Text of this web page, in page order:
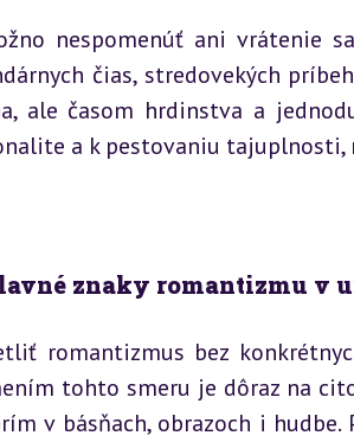
nespomenúť ani vrátenie
čias, stredovekých
ale časom hrdinstva a
a k pestovaniu
znaky romantizmu v
romantizmus bez
tohto smeru je dôraz na
v básňach, obrazoch i hudbe.